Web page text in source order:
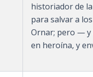
historiador de
para salvar a
Ornar; pero — y
en heroína, y